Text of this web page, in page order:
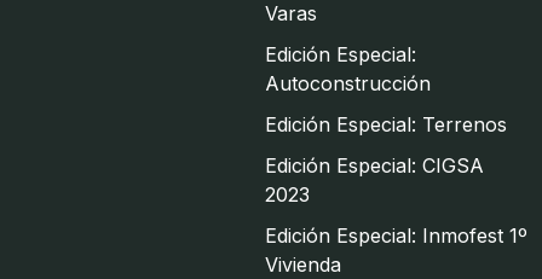
Varas
Edición Especial:
Autoconstrucción
Edición Especial: Terrenos
Edición Especial: CIGSA
2023
Edición Especial: Inmofest 1º
Vivienda